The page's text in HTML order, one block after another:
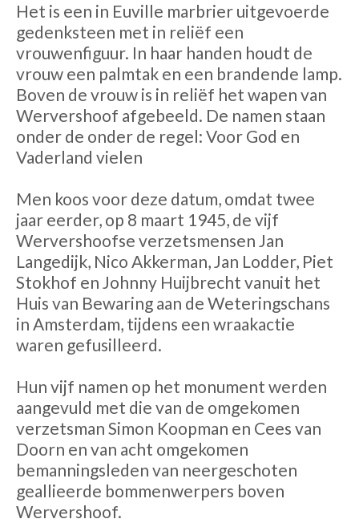
Het is een in Euville marbrier uitgevoerde
gedenksteen met in reliëf een
vrouwenfiguur. In haar handen houdt de
vrouw een palmtak en een brandende lamp.
Boven de vrouw is in reliëf het wapen van
Wervershoof afgebeeld. De namen staan
onder de onder de regel: Voor God en
Vaderland vielen
Men koos voor deze datum, omdat twee
jaar eerder, op 8 maart 1945, de vijf
Wervershoofse verzetsmensen Jan
Langedijk, Nico Akkerman, Jan Lodder, Piet
Stokhof en Johnny Huijbrecht vanuit het
Huis van Bewaring aan de Weteringschans
in Amsterdam, tijdens een wraakactie
waren gefusilleerd.
Hun vijf namen op het monument werden
aangevuld met die van de omgekomen
verzetsman Simon Koopman en Cees van
Doorn en van acht omgekomen
bemanningsleden van neergeschoten
geallieerde bommenwerpers boven
Wervershoof.